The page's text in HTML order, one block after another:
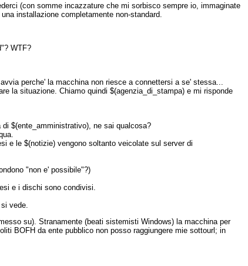
(con somme incazzature che mi sorbisco sempre io, immaginate
installazione completamente non-standard.
WTF?
perche' la macchina non riesce a connettersi a se' stessa...
la situazione. Chiamo quindi $(agenzia_di_stampa) e mi risponde
$(ente_amministrativo), ne sai qualcosa?
e le $(notizie) vengono soltanto veicolate sul server di
"non e' possibile"?)
e i dischi sono condivisi.
vede.
su). Stranamente (beati sistemisti Windows) la macchina per
BOFH da ente pubblico non posso raggiungere mie sottourl; in